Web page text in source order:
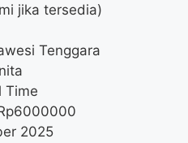
jika tersedia)
Tenggara
Time
6000000
2025